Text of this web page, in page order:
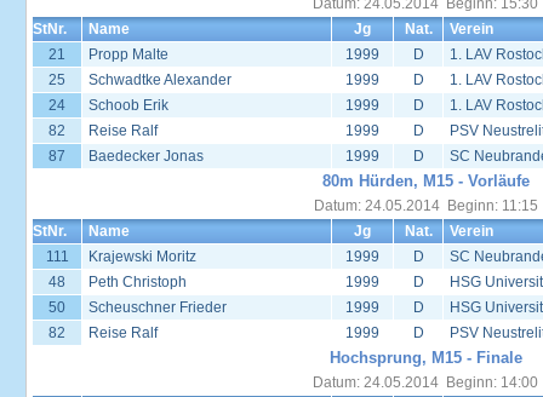
Datum: 24.05.2014 Beginn: 15:30
StNr.
Name Jg Nat.
Verein
21
Propp Malte 1999 D
1. LAV
25
Schwadtke Alexander 1999 D
1. LAV
24
Schoob Erik 1999 D
1. LAV
82
Reise Ralf 1999 D
PSV
87
Baedecker Jonas 1999 D SC
80m Hürden, M15 - Vorläufe
Datum: 24.05.2014 Beginn: 11:15
StNr.
Name Jg Nat.
Verein
111
Krajewski Moritz 1999 D
SC
48
Peth Christoph 1999 D
HSG
50
Scheuschner Frieder 1999 D
HSG
82
Reise Ralf 1999 D PSV
Hochsprung, M15 - Finale
Datum: 24.05.2014 Beginn: 14:00